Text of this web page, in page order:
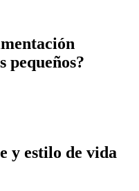
pequeños?
y estilo de vida